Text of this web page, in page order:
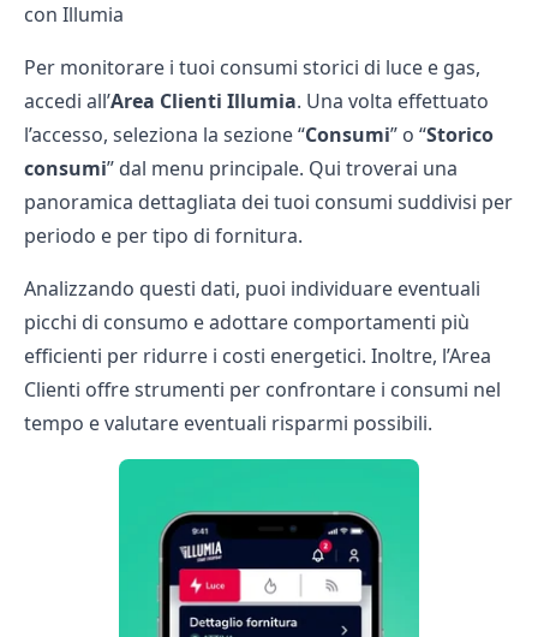
con Illumia
Per monitorare i tuoi consumi storici di luce e gas,
accedi all’Area Clienti Illumia. Una volta effettuato
l’accesso, seleziona la sezione “Consumi” o “Storico
consumi” dal menu principale. Qui troverai una
panoramica dettagliata dei tuoi consumi suddivisi per
periodo e per tipo di fornitura.
Analizzando questi dati, puoi individuare eventuali
picchi di consumo e adottare comportamenti più
efficienti per ridurre i costi energetici. Inoltre, l’Area
Clienti offre strumenti per confrontare i consumi nel
tempo e valutare eventuali risparmi possibili.